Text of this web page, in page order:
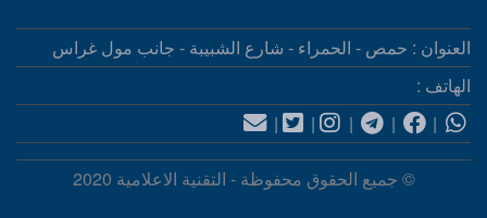
العنوان : حمص - الحمراء - شارع الشبيبة - جانب مول غراس
الهاتف :
|
|
|
|
|
© جميع الحقوق محفوظة - التقنية الاعلامية 2020